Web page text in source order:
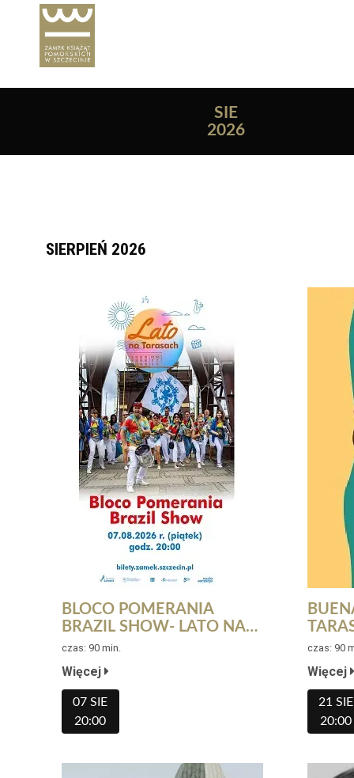
SIE
2026
SIERPIEŃ 2026
BLOCO POMERANIA
BRAZIL SHOW- LATO NA
TARASACH 2026
czas: 90 min.
Więcej
07 SIE
20:00
czas: 90
Więcej
21 SIE
20:00